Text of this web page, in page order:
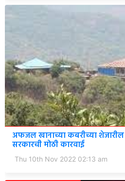
अफजल खानाच्या कबरीच्या
सरकारची मोठी कारवाई
Thu 10th Nov 2022 02:13 am